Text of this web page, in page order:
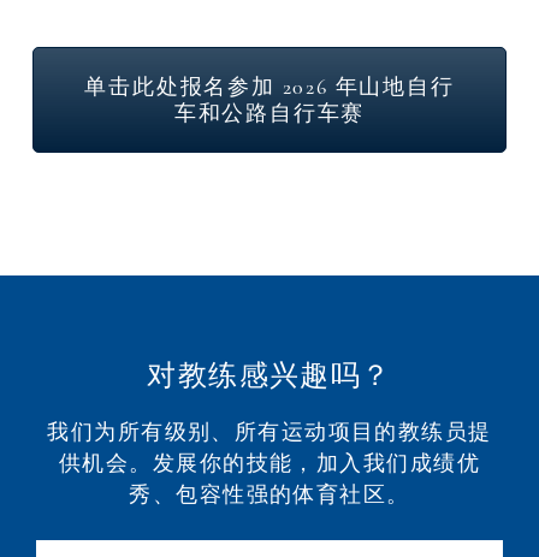
单击此处报名参加 2026 年山地自行
车和公路自行车赛
对教练感兴趣吗？
我们为所有级别、所有运动项目的教练员提
供机会。发展你的技能，加入我们成绩优
秀、包容性强的体育社区。